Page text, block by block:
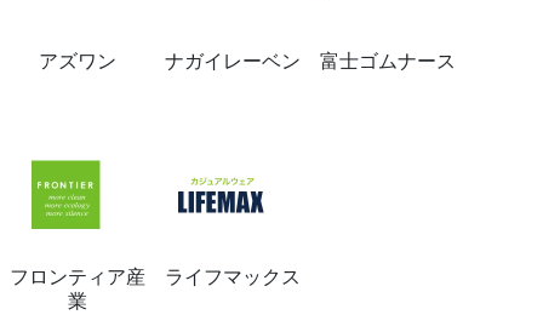
アズワン ナガイレーベン 富士ゴムナース
フロンティア産
業
ライフマックス